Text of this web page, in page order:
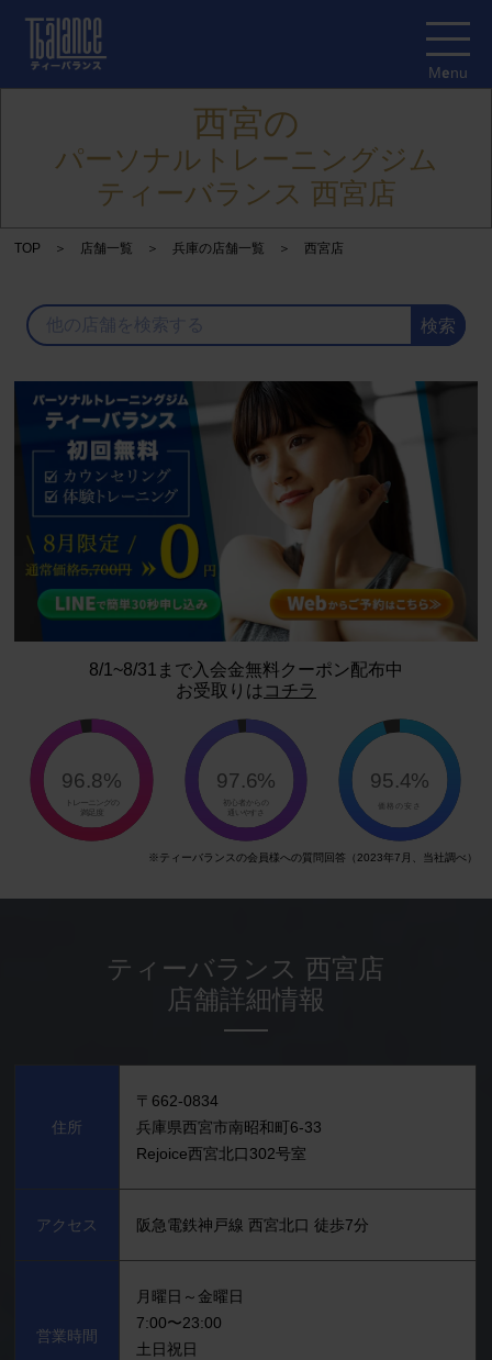
Menu
西宮の
パーソナルトレーニングジム
ティーバランス 西宮店
TOP 店舗一覧 兵庫の店舗一覧 西宮店
検索
8/1~8/31まで入会金無料クーポン配布中
お受取りは コチラ
96.8%
トレーニングの
満足度
97.6%
初心者からの
通いやすさ
95.4%
価格の安さ
※ティーバランスの会員様への質問回答（2023年7月、当社調べ）
ティーバランス 西宮店
店舗詳細情報
住所
〒662-0834
兵庫県西宮市南昭和町6-33
Rejoice西宮北口302号室
アクセス 阪急電鉄神戸線 西宮北口 徒歩7分
営業時間
月曜日～金曜日
7:00〜23:00
土日祝日